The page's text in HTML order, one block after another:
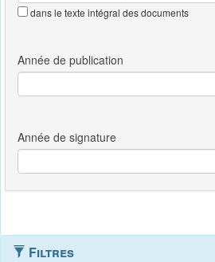
dans le texte intégral des documents
Filtres